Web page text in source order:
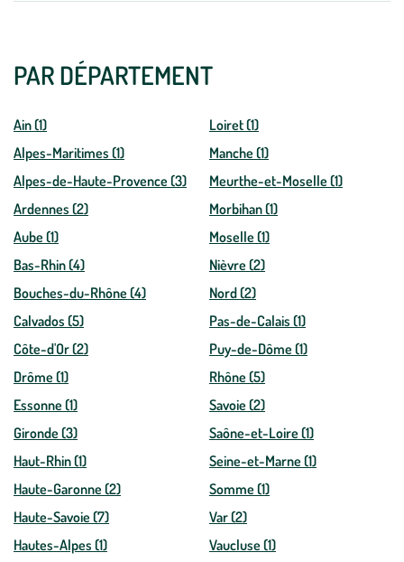
PAR DÉPARTEMENT
Ain (1)
Alpes-Maritimes (1)
Alpes-de-Haute-Provence (3)
Ardennes (2)
Aube (1)
Bas-Rhin (4)
Bouches-du-Rhône (4)
Calvados (5)
Côte-d'Or (2)
Drôme (1)
Essonne (1)
Gironde (3)
Haut-Rhin (1)
Haute-Garonne (2)
Haute-Savoie (7)
Hautes-Alpes (1)
Loiret (1)
Manche (1)
Meurthe-et-Moselle (1)
Morbihan (1)
Moselle (1)
Nièvre (2)
Nord (2)
Pas-de-Calais (1)
Puy-de-Dôme (1)
Rhône (5)
Savoie (2)
Saône-et-Loire (1)
Seine-et-Marne (1)
Somme (1)
Var (2)
Vaucluse (1)